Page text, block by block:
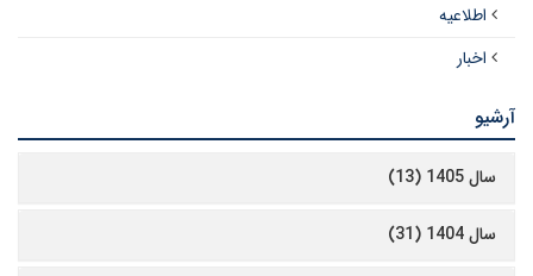
اطلاعیه
اخبار
آرشیو
سال 1405 (13)
سال 1404 (31)